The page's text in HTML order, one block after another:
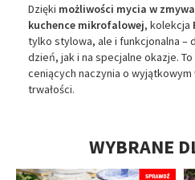
Dzięki możliwości mycia w
kuchence mikrofalowej, kolekcja
tylko stylowa, ale i funkcjonalna –
dzień, jak i na specjalne okazje.
ceniących naczynia o
trwałości.
WYBRANE